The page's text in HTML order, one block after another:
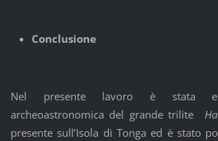
Conclusione
Nel presente lavoro è stata
archeoastronomica del grande trilite
presente sull’Isola di Tonga ed è stato